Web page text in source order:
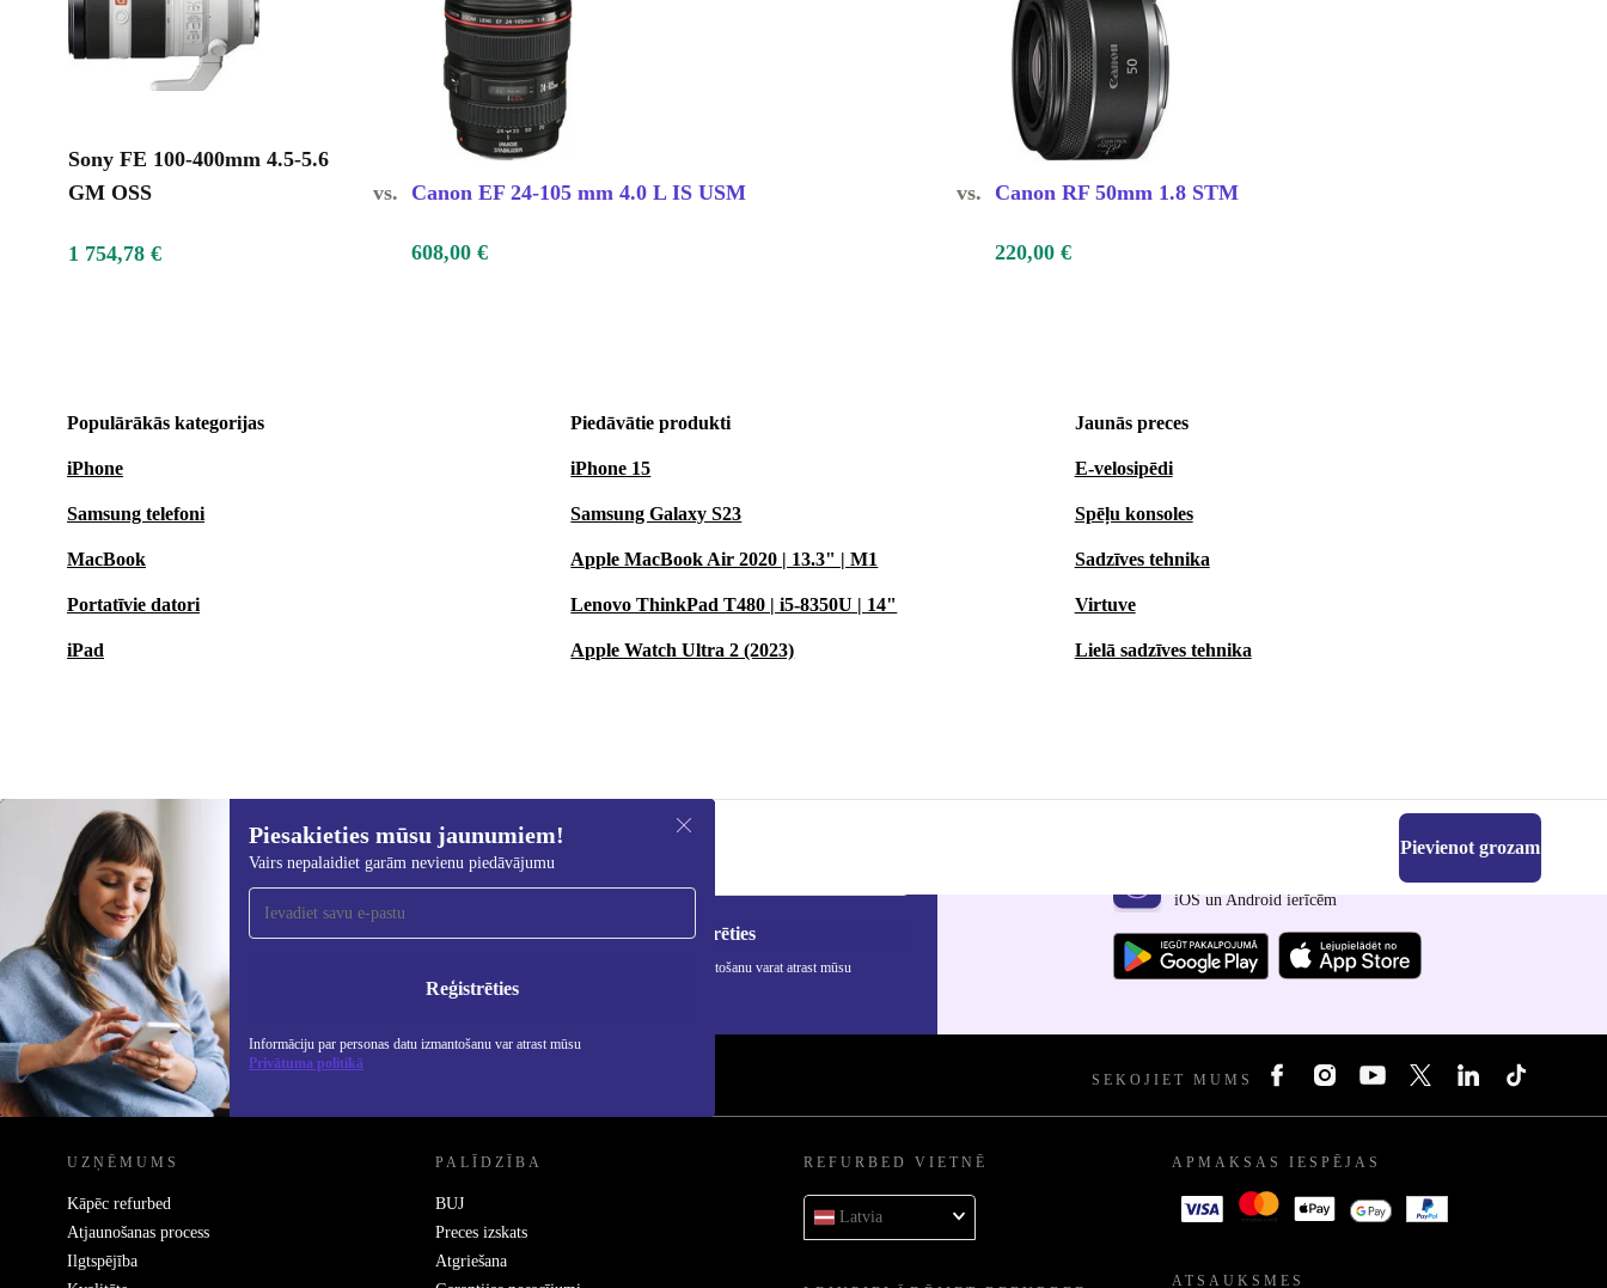
Sony FE 100-400mm 4.5-5.6
GM OSS
vs. Canon EF 24-105 mm 4.0 L IS USM vs. Canon RF 50mm 1.8 STM
1 754,78 € 608,00 € 220,00 €
Populārākās kategorijas
iPhone
Samsung telefoni
MacBook
Portatīvie datori
iPad
Piedāvātie produkti
iPhone 15
Samsung Galaxy S23
Apple MacBook Air 2020 | 13.3" | M1
Lenovo ThinkPad T480 | i5-8350U | 14"
Apple Watch Ultra 2 (2023)
Jaunās preces
E-velosipēdi
Spēļu konsoles
Sadzīves tehnika
Virtuve
Lielā sadzīves tehnika
1 754,78 € Pievienot grozam
Piesakieties mūsu jaunumiem!
Vairs nepalaidiet garām nevienu piedāvājumu
Reģistrēties
Informāciju par personas datu izmantošanu var atrast mūsu
Privātuma politikā
Piesakieties mūsu jaunumu
saņemšanai!
Nekad vairs nepalaidiet garām nevienu
piedāvājumu.
Reģistrēties
Informāciju par personas datu izmantošanu varat atrast mūsu
Privātuma politikā
Lejupielādējiet refurbed lietotni
iOS un Android ierīcēm
REFURBED - RETHINK NEW. SEKOJIET MUMS
UZŅĒMUMS
Kāpēc refurbed
Atjaunošanas process
Ilgtspējība
PALĪDZĪBA
BUJ
Preces izskats
Atgriešana
REFURBED VIETNĒ
Latvia
APMAKSAS IESPĒJAS
ATSAUKSMES